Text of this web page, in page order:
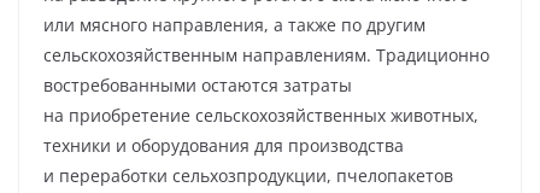
или мясного направления, а также по другим
сельскохозяйственным направлениям. Традиционно
востребованными остаются затраты
на приобретение сельскохозяйственных животных,
техники и оборудования для производства
и переработки сельхозпродукции, пчелопакетов